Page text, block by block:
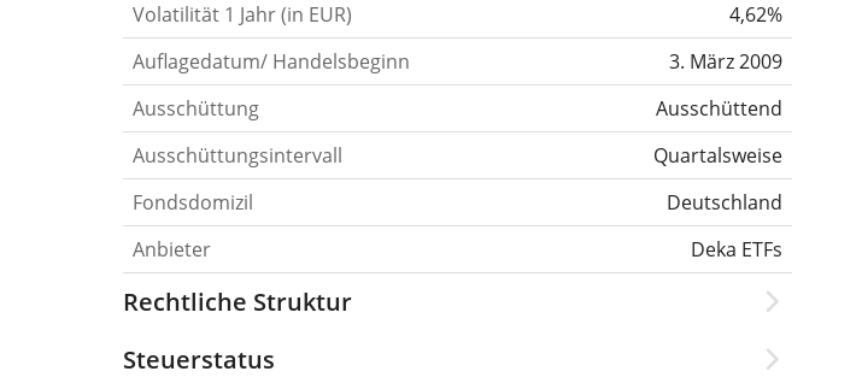
Volatilität 1 Jahr (in EUR)
4,62%
Auflagedatum/ Handelsbeginn
3. März 2009
Ausschüttung
Ausschüttend
Ausschüttungsintervall
Quartalsweise
Fondsdomizil
Deutschland
Anbieter
Deka ETFs
Rechtliche Struktur
Steuerstatus